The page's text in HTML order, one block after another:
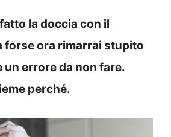
la doccia con il
forse ora rimarrai stupito
un errore da non fare.
perché.